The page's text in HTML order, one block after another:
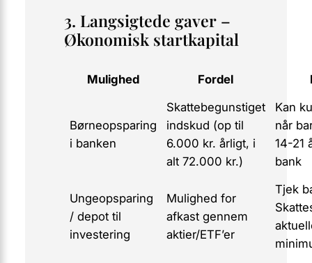
3. Langsigtede gaver –
Økonomisk startkapital
Mulighed Fordel
Børneopsparing
i banken
Skattebegunstiget
indskud (op til
6.000 kr. årligt, i
alt 72.000 kr.)
Kan
når
14-21
bank
Unge­opsparing
/ depot til
investering
Mulighed for
afkast gennem
aktier/ETF’er
Tjek